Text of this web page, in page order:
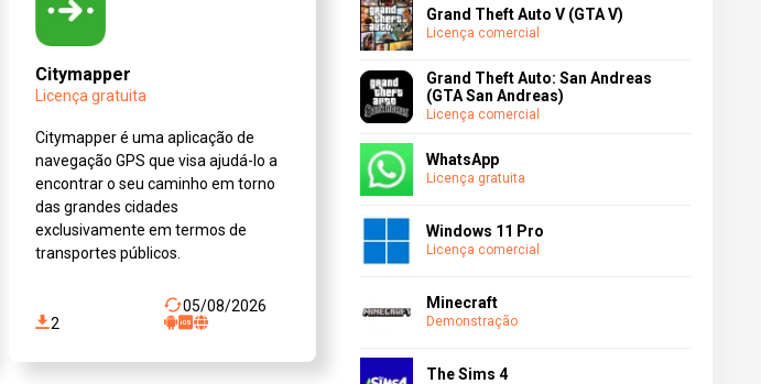
Citymapper
Licença gratuita
Citymapper é uma aplicação de
navegação GPS que visa ajudá-lo a
encontrar o seu caminho em torno
das grandes cidades
exclusivamente em termos de
transportes públicos.
05/08/2026
2
Grand Theft Auto V (GTA V)
Licença comercial
Grand Theft Auto: San Andreas
(GTA San Andreas)
Licença comercial
WhatsApp
Licença gratuita
Windows 11 Pro
Licença comercial
Minecraft
Demonstração
The Sims 4